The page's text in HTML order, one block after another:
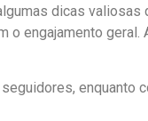
dicas valiosas
o engajamento geral.
enquanto